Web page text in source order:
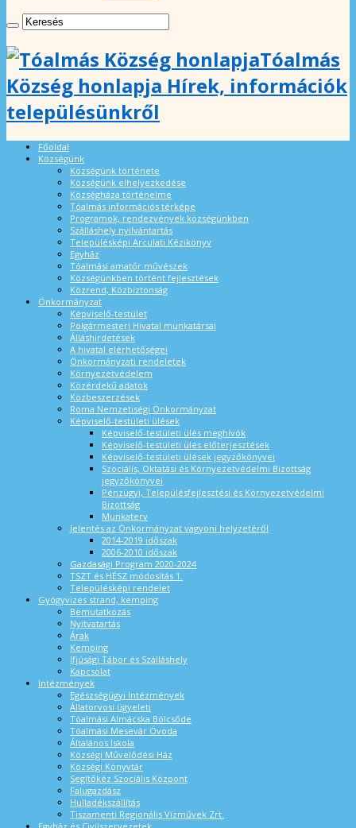
Tóalmás
Község honlapja Hírek, információk
településünkről
Főoldal
Községünk
Községünk története
Községünk elhelyezkedése
Községháza történelme
Tóalmás információs térképe
Programok, rendezvények községünkben
Szálláshely nyilvántartás
Településképi Arculati Kézikönyv
Egyház
Tóalmási amatőr művészek
Községünkben történt fejlesztések
Közrend, Közbiztonság
Önkormányzat
Képviselő-testület
Polgármesteri Hivatal munkatársai
Álláshirdetések
A hivatal elérhetőségei
Önkormányzati rendeletek
Környezetvédelem
Közérdekű adatok
Közbeszerzések
Roma Nemzetiségi Önkormányzat
Képviselő-testületi ülések
Képviselő-testületi ülés meghívók
Képviselő-testületi ülés előterjesztések
Képviselő-testületi ülések jegyzőkönyvei
Szociális, Oktatási és Környezetvédelmi Bizottság
jegyzőkönyvei
Pénzügyi, Településfejlesztési és Környezetvédelmi
Bizottság
Munkaterv
Jelentés az Önkormányzat vagyoni helyzetéről
2014-2019 időszak
2006-2010 időszak
Gazdasági Program 2020-2024
TSZT és HÉSZ módosítás 1.
Településképi rendelet
Gyógyvizes strand, kemping
Bemutatkozás
Nyitvatartás
Árak
Kemping
Ifjúsági Tábor és Szálláshely
Kapcsolat
Intézmények
Egészségügyi Intézmények
Állatorvosi ügyeleti
Tóalmási Almácska Bölcsőde
Tóalmási Mesevár Óvoda
Általános Iskola
Községi Művelődési Ház
Községi Könyvtár
Segítőkéz Szociális Központ
Falugazdász
Hulladékszállítás
Tiszamenti Regionális Vízművek Zrt.